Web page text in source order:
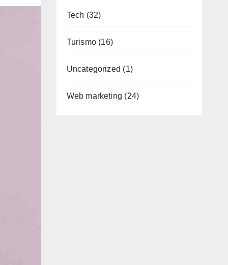
Tech (32)
Turismo(16)
Uncategorized (1)
Web marketing (24)